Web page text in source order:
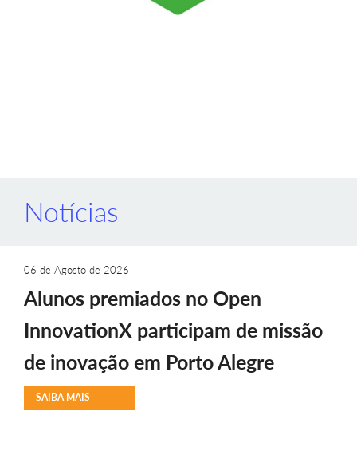
Notícias
06 de Agosto de 2026
Alunos premiados no Open
InnovationX participam de missão
de inovação em Porto Alegre
SAIBA MAIS